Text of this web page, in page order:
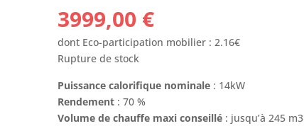
3999,00 €
dont Eco-participation mobilier : 2.16€
Rupture de stock
Puissance calorifique nominale : 14kW
Rendement : 70 %
Volume de chauffe maxi conseillé : jusqu’à 245 m3